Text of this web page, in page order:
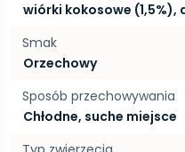
wiórki kokosowe (1,5%),
Smak
Orzechowy
Sposób przechowywania
Chłodne, suche miejsce